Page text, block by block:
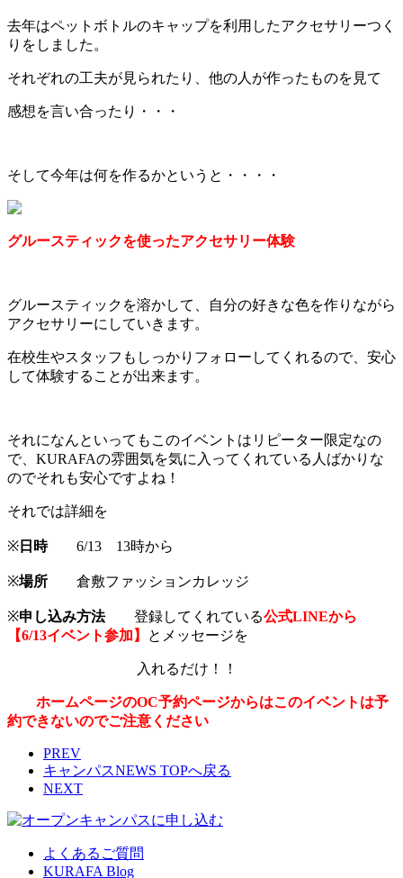
去年はペットボトルのキャップを利用したアクセサリーつく
りをしました。
それぞれの工夫が見られたり、他の人が作ったものを見て
感想を言い合ったり・・・
そして今年は何を作るかというと・・・・
グルースティックを使ったアクセサリー体験
グルースティックを溶かして、自分の好きな色を作りながら
アクセサリーにしていきます。
在校生やスタッフもしっかりフォローしてくれるので、安心
して体験することが出来ます。
それになんといってもこのイベントはリピーター限定なの
で、KURAFAの雰囲気を気に入ってくれている人ばかりな
のでそれも安心ですよね！
それでは詳細を
※ 日時6/13 13時から
※場所 倉敷ファッションカレッジ
※申し込み方法登録してくれている公式LINEから
【6/13イベント参加】
とメッセージを
入れるだけ！！
ホームページのOC予約ページからはこのイベントは予
約できないのでご注意ください
PREV
キャンパスNEWS TOPへ戻る
NEXT
よくあるご質問
KURAFA Blog